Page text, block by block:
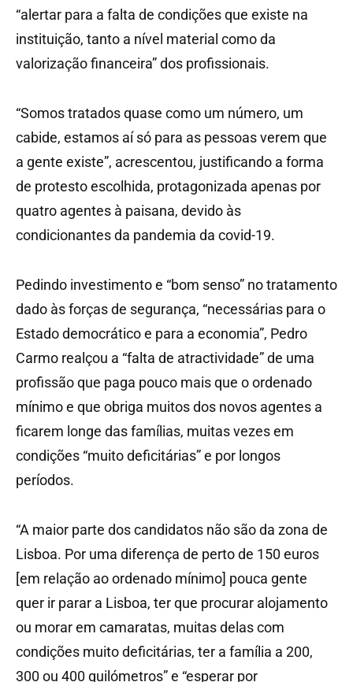
“alertar para a falta de condições que existe na
instituição, tanto a nível material como da
valorização financeira” dos profissionais.
“Somos tratados quase como um número, um
cabide, estamos aí só para as pessoas verem que
a gente existe”, acrescentou, justificando a forma
de protesto escolhida, protagonizada apenas por
quatro agentes à paisana, devido às
condicionantes da pandemia da covid-19.
Pedindo investimento e “bom senso” no tratamento
dado às forças de segurança, “necessárias para o
Estado democrático e para a economia”, Pedro
Carmo realçou a “falta de atractividade” de uma
profissão que paga pouco mais que o ordenado
mínimo e que obriga muitos dos novos agentes a
ficarem longe das famílias, muitas vezes em
condições “muito deficitárias” e por longos
períodos.
“A maior parte dos candidatos não são da zona de
Lisboa. Por uma diferença de perto de 150 euros
[em relação ao ordenado mínimo] pouca gente
quer ir parar a Lisboa, ter que procurar alojamento
ou morar em camaratas, muitas delas com
condições muito deficitárias, ter a família a 200,
300 ou 400 quilómetros” e “esperar por